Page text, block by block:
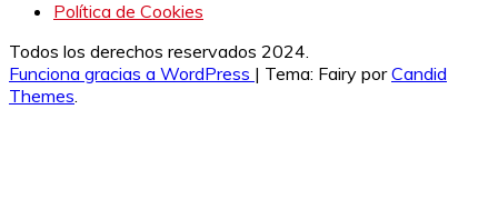
Política de Cookies
Todos los derechos reservados 2024.
Funciona gracias a WordPress | Tema: Fairy porCandid
Themes.